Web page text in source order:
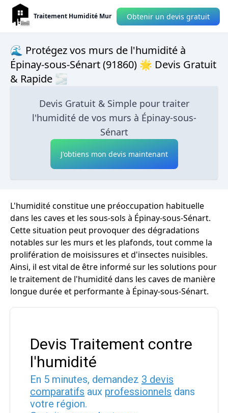
Traitement Humidité Mur Obtenir un devis gratuit
🌊 Protégez vos murs de l'humidité à
Épinay-sous-Sénart (91860) 🌟 Devis Gratuit
& Rapide 🌫
Devis Gratuit & Simple pour traiter
l'humidité de vos murs à Épinay-sous-
Sénart
J'obtiens mon devis maintenant
L'humidité constitue une préoccupation habituelle
dans les caves et les sous-sols à Épinay-sous-Sénart.
Cette situation peut provoquer des dégradations
notables sur les murs et les plafonds, tout comme la
prolifération de moisissures et d'insectes nuisibles.
Ainsi, il est vital de être informé sur les solutions pour
le traitement de l'humidité dans les caves de manière
longue durée et performante à Épinay-sous-Sénart.
Devis Traitement contre
l'humidité
En 5 minutes, demandez 3 devis
comparatifs aux professionnels dans
votre région.